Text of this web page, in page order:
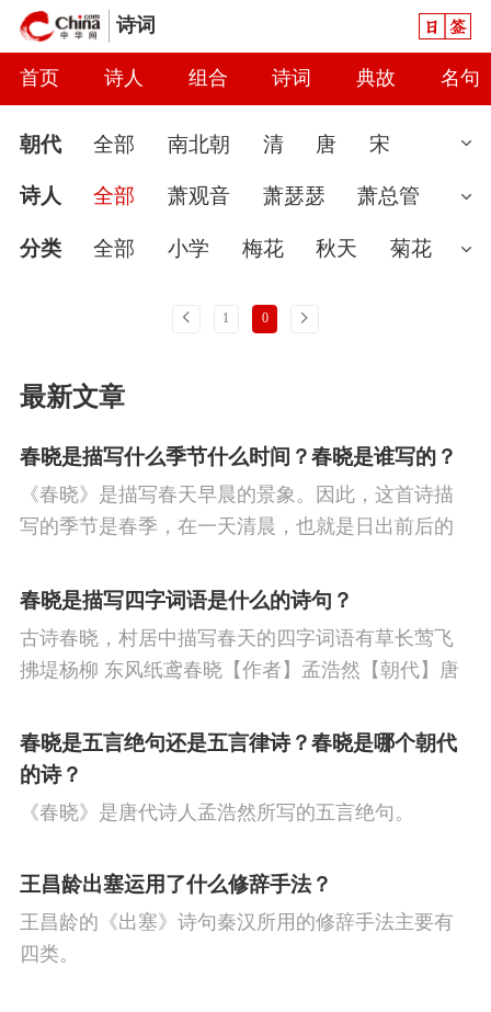
诗词
首页 诗人 组合 诗词 典故 名句
朝代 全部 南北朝 清 唐 宋
汉 现代 元 先秦 魏晋 隋 近
代 秦 当代 明 辽 金 五代
诗人 全部 萧观音 萧瑟瑟 萧总管
耶律隆绪 耶律倍 耶律洪基 寺公大师
分类 全部 小学 梅花 秋天 菊花
怀古
理 咏史
闺怨 讽刺 思念 友情 月亮 寒食
节 重阳节 人生 悼亡 赞美 柳 高
园 思乡 夏天 爱情 元宵节
寓理 战争 劳动 风 励志 马 边
天 羁旅
1 0
下一页
最新文章
春晓是描写什么季节什么时间？春晓是谁写的？
《春晓》是描写春天早晨的景象。因此，这首诗描
写的季节是春季，在一天清晨，也就是日出前后的
春晓是描写四字词语是什么的诗句？
古诗春晓，村居中描写春天的四字词语有草长莺飞
拂堤杨柳 东风纸鸢春晓【作者】孟浩然【朝代】唐
少。译文春日里贪睡不知不觉天已破晓，搅乱我酣
眠的是那啁啾的小鸟。
春晓是五言绝句还是五言律诗？春晓是哪个朝代
的诗？
《春晓》是唐代诗人孟浩然所写的五言绝句。
王昌龄出塞运用了什么修辞手法？
王昌龄的《出塞》诗句秦汉所用的修辞手法主要有
四类。